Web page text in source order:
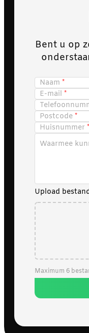
Bent u op
Naam
E-mail
Postcode
Huisnummer
Waarmee
Upload
Maximum 6